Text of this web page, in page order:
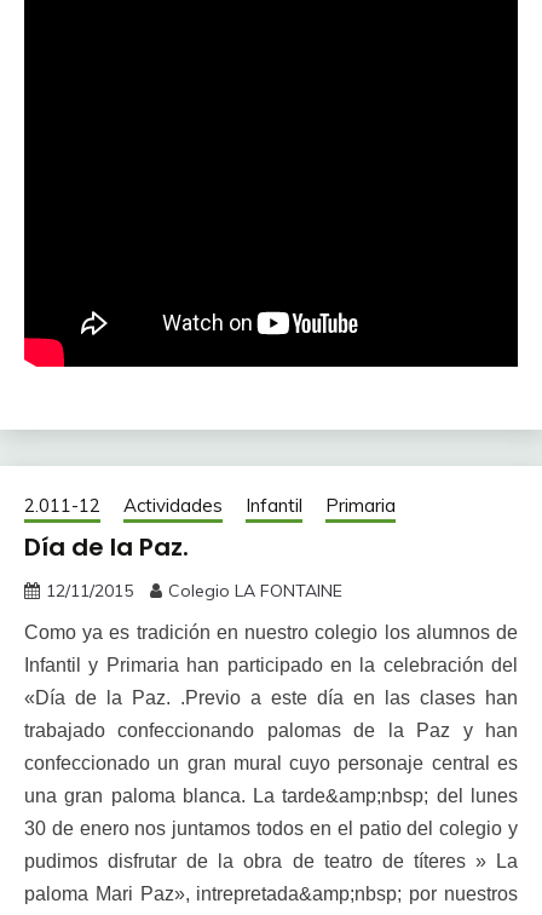
2.011-12 Actividades Infantil Primaria
Día de la Paz.
12/11/2015 Colegio LA FONTAINE
Como ya es tradición en nuestro colegio los alumnos de
Infantil y Primaria han participado en la celebración del
«Día de la Paz. .Previo a este día en las clases han
trabajado confeccionando palomas de la Paz y han
confeccionado un gran mural cuyo personaje central es
una gran paloma blanca. La tarde&amp;nbsp; del lunes
30 de enero nos juntamos todos en el patio del colegio y
pudimos disfrutar de la obra de teatro de títeres » La
paloma Mari Paz», intrepretada&amp;nbsp; por nuestros